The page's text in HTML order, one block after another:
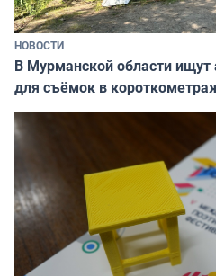
НОВОСТИ
В Мурманской области
для съёмок в